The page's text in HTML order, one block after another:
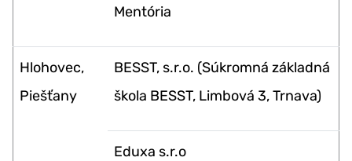
Mentória
Hlohovec,
Piešťany
BESST, s.r.o. (Súkromná základná
škola BESST, Limbová 3, Trnava)
Eduxa s.r.o